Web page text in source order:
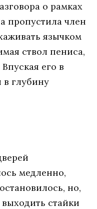
о рамках
пропустила член
язычком
ствол пениса,
его в
в глубину
медленно,
но,
стайки